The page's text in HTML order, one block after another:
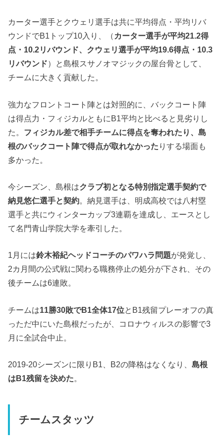
カーター選手とクウェリ選手は共に平均得点・平均リバ
ウンドでB1トップ10入り、（ カーター選手が平均21.2得
点・10.2リバウンド、クウェリ選手が平均19.6得点・10.3
リバウンド）と島根スサノオマジックの屋台骨として、
チームに大きく貢献した。
強力なフロントコート陣とは対照的に、バックコート陣
は得点力・フィジカルともにB1平均と比べると見劣りし
た。 フィジカル差で相手チームに得点を奪われたり、島
根のバックコート陣で得点が取れなかった りする場面も
多かった。
今シーズン、島根はクラブ初となる特別指定選手契約で
納見悠仁選手と契約。納見選手は、明成高校では八村塁
選手と共にウィンターカップ3連覇を達成し、エースとし
て名門青山学院大学を牽引した。
1月には鈴木裕紀ヘッドコーチのパワハラ問題が発覚し、
2カ月間の公式戦に関わる職務停止の処分が下され、その
後チームは6連敗。
チームは11勝30敗でB1全体17位とB1残留プレーオフの真
っただ中にいた島根だったが、コロナウィルスの影響で3
月に全試合中止。
2019-20シーズンに限りB1、B2の降格はなくなり、島根
はB1残留を決めた。
チームスタッツ